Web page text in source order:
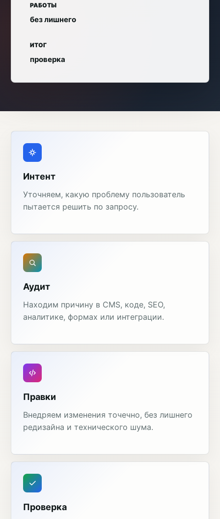
РАБОТЫ
без лишнего
ИТОГ
проверка
Интент
Уточняем, какую проблему пользователь
пытается решить по запросу.
Аудит
Находим причину в CMS, коде, SEO,
аналитике, формах или интеграции.
Правки
Внедряем изменения точечно, без лишнего
редизайна и технического шума.
Проверка